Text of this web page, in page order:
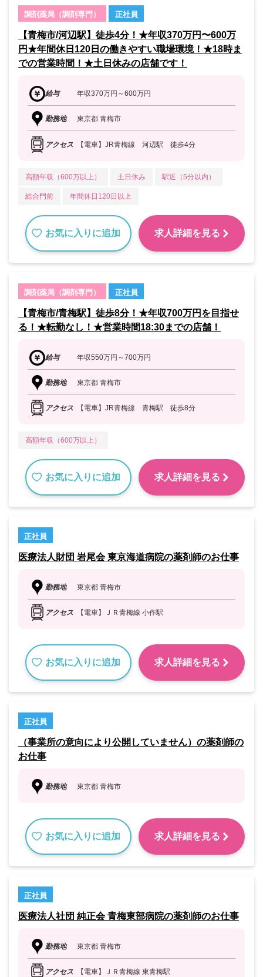
調剤薬局（調剤専門） 正社員
【青梅市/河辺駅】徒歩4分！★年収370万円〜600万
円★年間休日120日の働きやすい職場環境！★18時ま
での営業時間！★土日休みの店舗です！
給与 年収370万円～600万円
勤務地 東京都 青梅市
アクセス 【電車】JR青梅線 河辺駅 徒歩4分
高額年収（600万以上） 土日休み 駅近（5分以内）
総合門前 年間休日120日以上
お気に入りに追加 求人詳細を見る
調剤薬局（調剤専門） 正社員
【青梅市/青梅駅】徒歩8分！★年収700万円を目指せ
る！★転勤なし！★営業時間18:30までの店舗！
給与 年収550万円～700万円
勤務地 東京都 青梅市
アクセス 【電車】JR青梅線 青梅駅 徒歩8分
高額年収（600万以上）
お気に入りに追加 求人詳細を見る
正社員
医療法人財団 岩尾会 東京海道病院の薬剤師のお仕事
勤務地 東京都 青梅市
アクセス 【電車】ＪＲ青梅線 小作駅
お気に入りに追加 求人詳細を見る
正社員
（事業所の意向により公開していません）の薬剤師の
お仕事
勤務地 東京都 青梅市
お気に入りに追加 求人詳細を見る
正社員
医療法人社団 純正会 青梅東部病院の薬剤師のお仕事
勤務地 東京都 青梅市
アクセス 【電車】ＪＲ青梅線 東青梅駅